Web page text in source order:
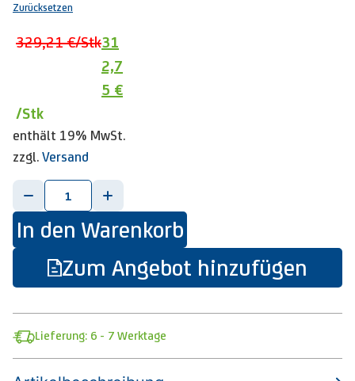
Zurücksetzen
329,21 €/Stk31
2,7
5 €
/Stk
enthält 19% MwSt.
zzgl. Versand
-
+
In den Warenkorb
Zum Angebot hinzufügen
Lieferung: 6 - 7 Werktage